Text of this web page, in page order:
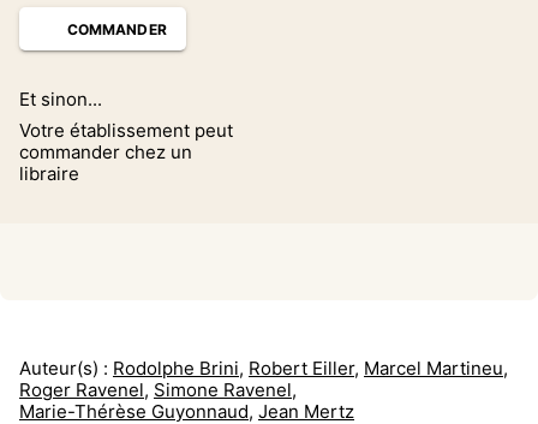
COMMANDER
Et sinon...
Votre établissement peut
commander chez un
libraire
Auteur(s) : Rodolphe Brini, Robert Eiller, Marcel Martineu,
Roger Ravenel, Simone Ravenel,
Marie-Thérèse Guyonnaud, Jean Mertz